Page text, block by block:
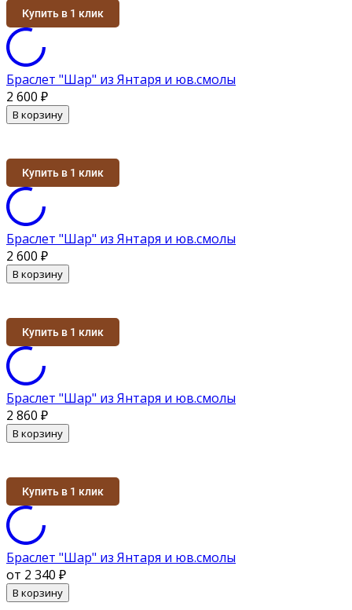
Купить в 1 клик
Браслет "Шар" из Янтаря и юв.смолы
2 600 ₽
В корзину
Купить в 1 клик
Браслет "Шар" из Янтаря и юв.смолы
2 600 ₽
В корзину
Купить в 1 клик
Браслет "Шар" из Янтаря и юв.смолы
2 860 ₽
В корзину
Купить в 1 клик
Браслет "Шар" из Янтаря и юв.смолы
от 2 340 ₽
В корзину